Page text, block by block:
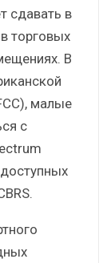
сдавать в
торговых
В
малые
с